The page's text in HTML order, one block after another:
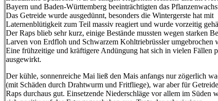
Bayern und Baden-Württemberg beeinträchtigten das
Das Getreide wurde ausgedünnt, besonders die Wintergerste hat mit
Laternenblütigkeit zum Teil massiv reagiert und wurde vorzeitig
Der Raps blieb sehr kurz, einige Bestände mussten wegen starken
Larven von Erdfloh und Schwarzem Kohltriebrüssler umgebrochen
Eine frühzeitige und kräftigere Andüngung hat sich in vielen Fällen
ausgewirkt.
Der kühle, sonnenreiche Mai ließ den Mais anfangs nur zögerlich
(mit Schäden durch Drahtwurm und Fritfliege), war aber für
Raps durchaus gut. Einsetzende Niederschläge vor allem im Süden